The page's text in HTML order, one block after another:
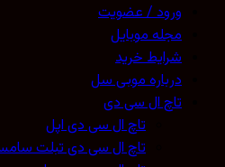
ورود / عضویت
مجله موبایل
شرایط خرید
درباره موبی سل
تاچ ال سی دی
تاچ ال سی دی اپل
تاچ ال سی دی تبلت سامسونگ